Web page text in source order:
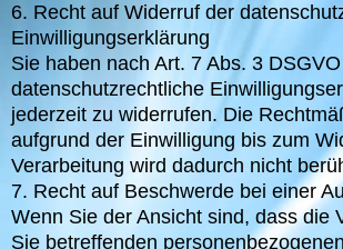
6. Recht auf Widerruf der
Einwilligungserklärung
Sie haben nach Art. 7 Abs. 3
datenschutzrechtliche
jederzeit zu widerrufen. Die
aufgrund der Einwilligung bis zum
Verarbeitung wird dadurch nicht
7. Recht auf Beschwerde bei einer
Wenn Sie der Ansicht sind, dass die
Sie betreffenden